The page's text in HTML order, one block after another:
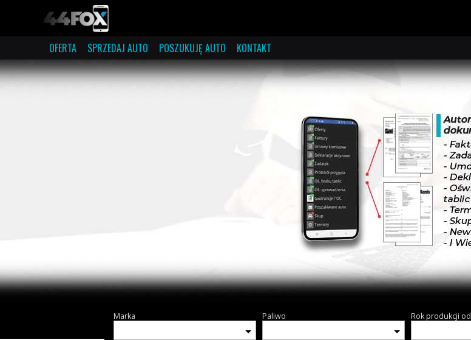
OFERTA SPRZEDAJ AUTO POSZUKUJĘ AUTO KONTAKT
Marka Paliwo Rok produkcji od